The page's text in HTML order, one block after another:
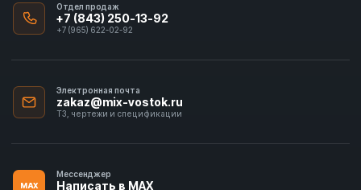
Отдел продаж
+7 (843) 250-13-92
+7 (965) 622-02-92
Электронная почта
zakaz@mix-vostok.ru
ТЗ, чертежи и спецификации
MAX
Мессенджер
Написать в MAX